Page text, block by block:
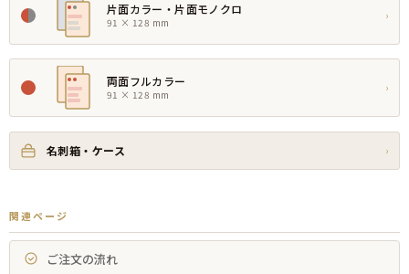
片面カラー・片面モノクロ
91 × 128 mm
›
両面フルカラー
91 × 128 mm
›
名刺箱・ケース ›
関連ページ
ご注文の流れ